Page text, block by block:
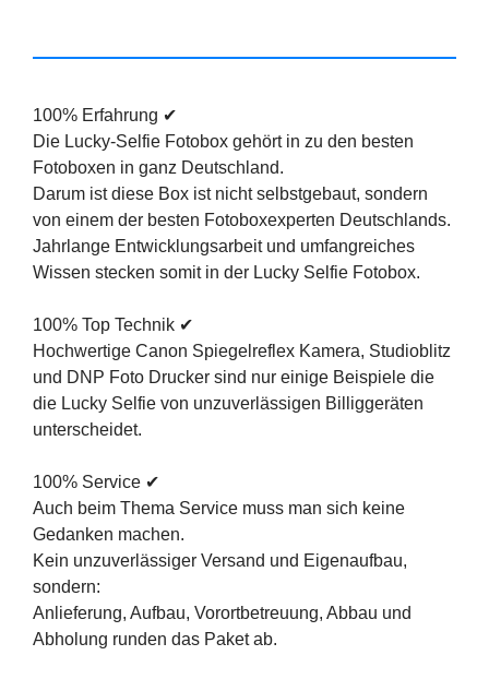
100% Erfahrung ✔
Die Lucky-Selfie Fotobox gehört in zu den besten
Fotoboxen in ganz Deutschland.
Darum ist diese Box ist nicht selbstgebaut, sondern
von einem der besten Fotoboxexperten Deutschlands.
Jahrlange Entwicklungsarbeit und umfangreiches
Wissen stecken somit in der Lucky Selfie Fotobox.
100% Top Technik ✔
Hochwertige Canon Spiegelreflex Kamera, Studioblitz
und DNP Foto Drucker sind nur einige Beispiele die
die Lucky Selfie von unzuverlässigen Billiggeräten
unterscheidet.
100% Service ✔
Auch beim Thema Service muss man sich keine
Gedanken machen.
Kein unzuverlässiger Versand und Eigenaufbau,
sondern:
Anlieferung, Aufbau, Vorortbetreuung, Abbau und
Abholung runden das Paket ab.